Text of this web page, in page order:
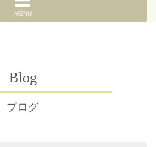
MENU
Blog
ブログ